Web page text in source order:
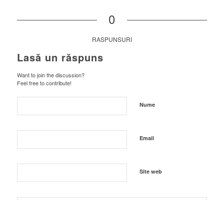
0
RASPUNSURI
Lasă un răspuns
Want to join the discussion?
Feel free to contribute!
Nume
Email
Site web